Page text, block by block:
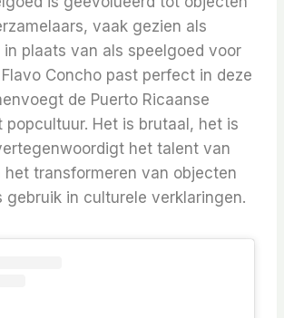
vaak gezien als
in plaats van als speelgoed voor
Concho past perfect in deze
de Puerto Ricaanse
popcultuur. Het is brutaal, het is
het talent van
het transformeren van objecten
gebruik in culturele verklaringen.